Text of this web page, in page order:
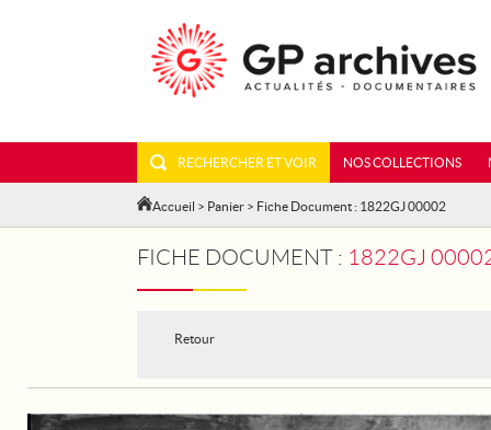
RECHERCHER ET VOIR NOS COLLECTIONS
Accueil > Panier > Fiche Document : 1822GJ 00002
FICHE DOCUMENT : 1822GJ 00002 -
Retour